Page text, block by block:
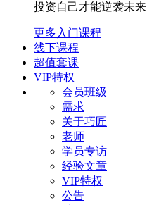
投资自己才能逆袭未来
更多入门课程
线下课程
超值套课
VIP特权
会员班级
需求
关于巧匠
老师
学员专访
经验文章
VIP特权
公告